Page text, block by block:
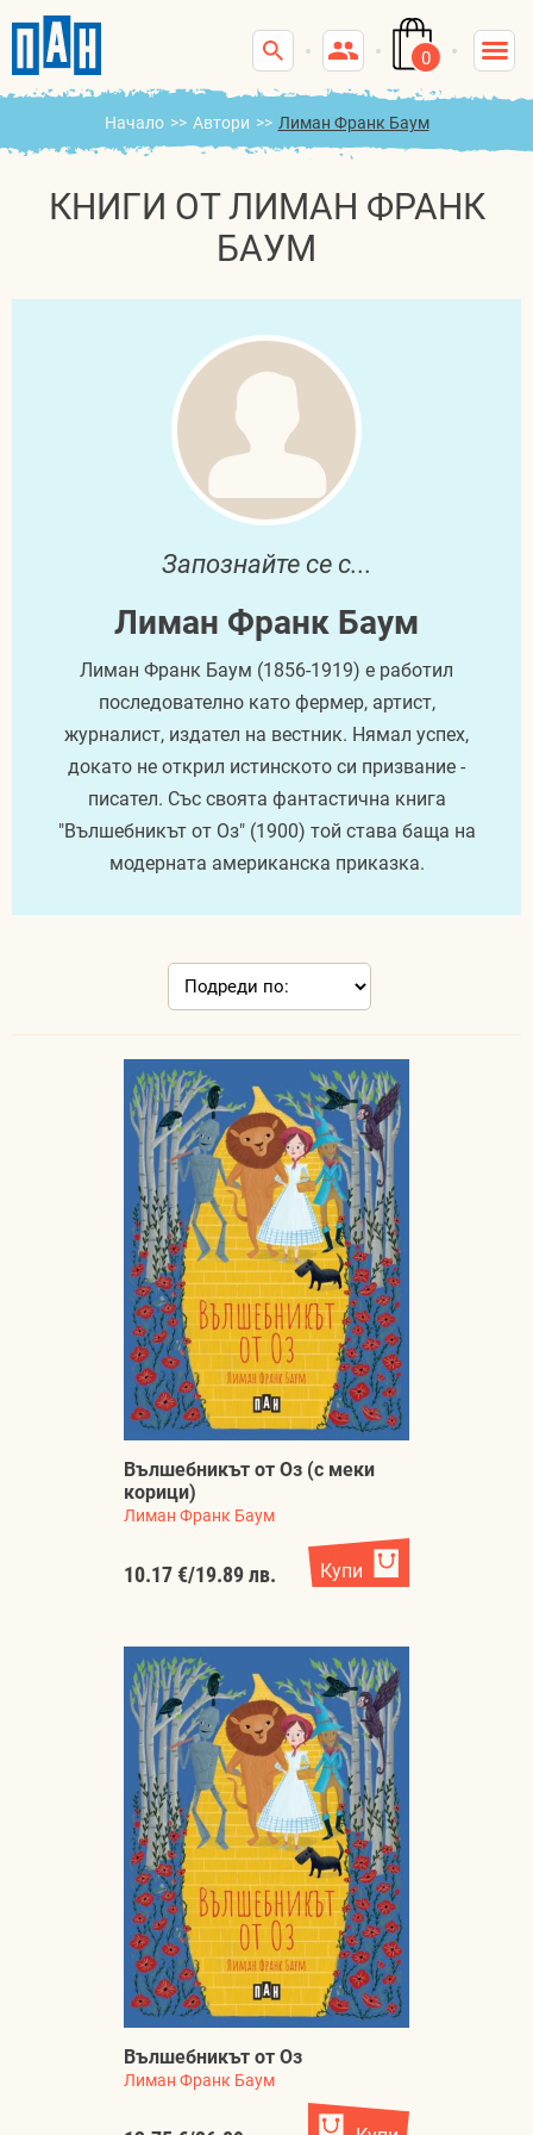
0
Начало >> Автори >> Лиман Франк Баум
КНИГИ ОТ ЛИМАН ФРАНК
БАУМ
Запознайте се с...
Лиман Франк Баум
Лиман Франк Баум (1856-1919) е работил
последователно като фермер, артист,
журналист, издател на вестник. Нямал успех,
докато не открил истинското си призвание -
писател. Със своята фантастична книга
"Вълшебникът от Оз" (1900) той става баща на
модерната американска приказка.
Вълшебникът от Оз (с меки
корици)
Лиман Франк Баум
10.17 €/19.89 лв. Купи
Вълшебникът от Оз
Лиман Франк Баум